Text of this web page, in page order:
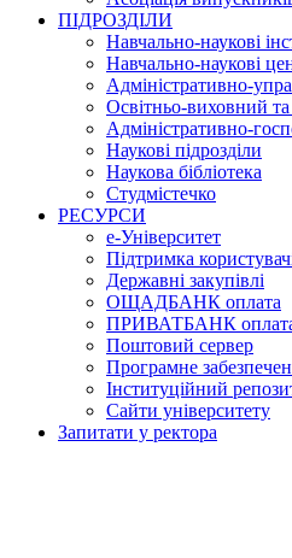
ПІДРОЗДІЛИ
Навчально-наукові
Навчально-наукові
Адміністративно-
Освітньо-виховний
Адміністративно-
Наукові підрозділи
Наукова бібліотека
Студмістечко
РЕСУРСИ
е-Університет
Підтримка
Державні закупівлі
ОЩАДБАНК оплата
ПРИВАТБАНК
Поштовий сервер
Програмне
Інституційний
Сайти університету
Запитати у ректора